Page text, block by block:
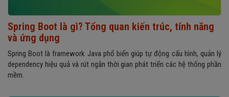
Spring Boot là gì? Tổng quan kiến trúc, tính năng
và ứng dụng
Spring Boot là framework Java phổ biến giúp tự động cấu hình, quản lý
dependency hiệu quả và rút ngắn thời gian phát triển các hệ thống phần
mềm.